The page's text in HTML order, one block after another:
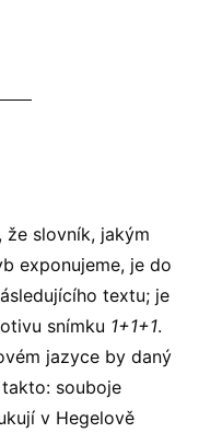
že slovník, jakým
exponujeme, je do
textu; je
snímku 1+1+1.
jazyce by daný
souboje
v Hegelově